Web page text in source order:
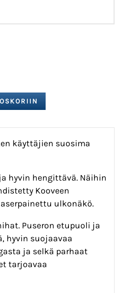
käyttäjien suosima
hyvin hengittävä. Näihin
Kooveen
ulkonäkö.
Puseron etupuoli ja
hyvin suojaavaa
ja selkä parhaat
tarjoavaa